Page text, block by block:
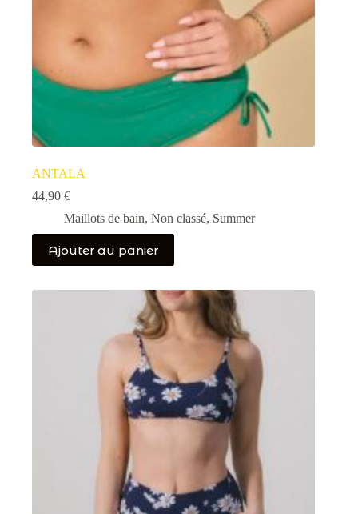
ANTALA
44,90 €
Maillots de bain, Non classé, Summer
Ajouter au panier